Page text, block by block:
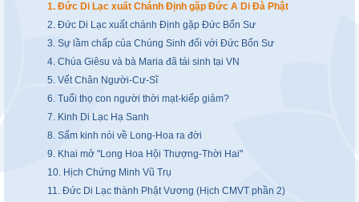
1. Đức Di Lạc xuất Chánh Định gặp Đức A Di Đà Phật
2. Đức Di Lạc xuất chánh Định gặp Đức Bổn Sư
3. Sự lầm chấp của Chúng Sinh đối với Đức Bổn Sư
4. Chúa Giêsu và bà Maria đã tái sinh tại VN
5. Vết Chân Người-Cư-Sĩ
6. Tuổi thọ con người thời mạt-kiếp giảm?
7. Kinh Di Lạc Hạ Sanh
8. Sấm kinh nói về Long-Hoa ra đời
9. Khai mở "Long Hoa Hội Thượng-Thời Hai"
10. Hịch Chứng Minh Vũ Trụ
11. Đức Di Lạc thành Phật Vương (Hịch CMVT phần 2)